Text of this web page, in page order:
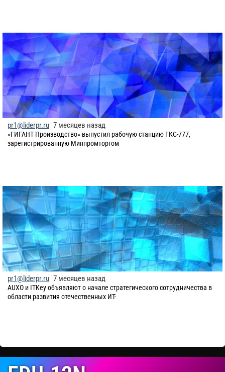
pr1@liderpr.ru 7 месяцев назад
«ГИГАНТ Производство» выпустил рабочую станцию ГКС-777,
зарегистрированную Минпромторгом
pr1@liderpr.ru 7 месяцев назад
​AUXO и ITKey объявляют о начале стратегического сотрудничества в
области развития отечественных ИТ-